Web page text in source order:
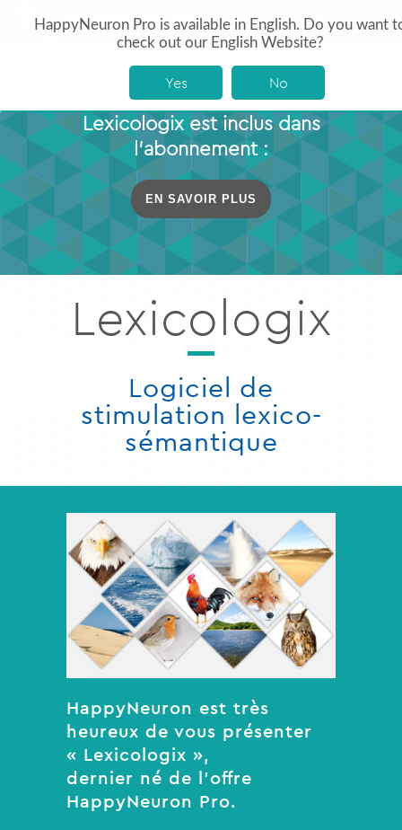
Lexicologix est inclus dans
l’abonnement :
EN SAVOIR PLUS
Lexicologix
Logiciel de
stimulation lexico-
sémantique
HappyNeuron est très
heureux de vous présenter
« Lexicologix »,
dernier né de l’offre
HappyNeuron Pro.
HappyNeuron Pro is available in English. Do you want
check out our English Website?
Yes No